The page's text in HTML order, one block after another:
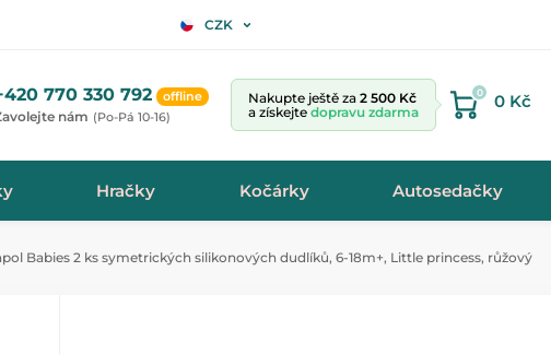
CZK
770 330 792 offline
nám (Po-Pá 10-16)
Nakupte ještě za 2 500 Kč
a získejte dopravu zdarma
0 0 Kč
Hračky Kočárky Autosedačky
Babies 2 ks symetrických silikonových dudlíků, 6-18m+, Little princess, růžový